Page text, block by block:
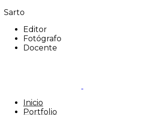
Sarto
Editor
Fotógrafo
Docente
Inicio
Portfolio